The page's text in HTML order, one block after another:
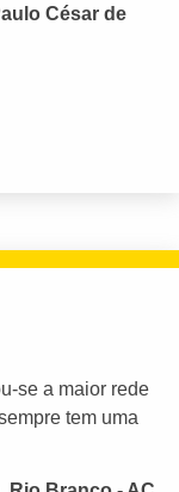
César de
se a maior rede
tem uma